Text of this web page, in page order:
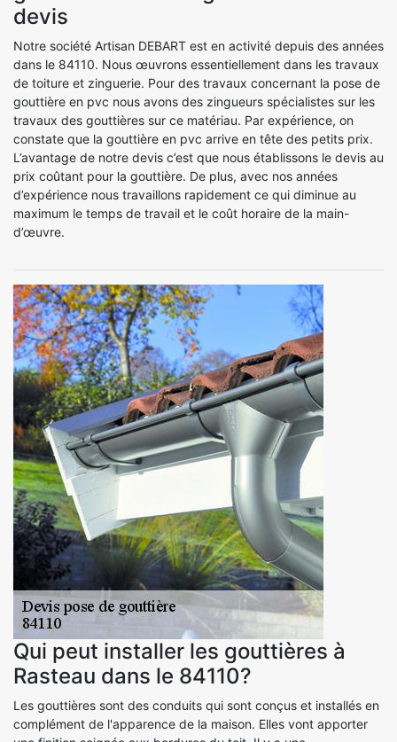
devis
Notre société Artisan DEBART est en activité depuis des années
dans le 84110. Nous œuvrons essentiellement dans les travaux
de toiture et zinguerie. Pour des travaux concernant la pose de
gouttière en pvc nous avons des zingueurs spécialistes sur les
travaux des gouttières sur ce matériau. Par expérience, on
constate que la gouttière en pvc arrive en tête des petits prix.
L’avantage de notre devis c’est que nous établissons le devis au
prix coûtant pour la gouttière. De plus, avec nos années
d’expérience nous travaillons rapidement ce qui diminue au
maximum le temps de travail et le coût horaire de la main-
d’œuvre.
Qui peut installer les gouttières à
Rasteau dans le 84110?
Les gouttières sont des conduits qui sont conçus et installés en
complément de l'apparence de la maison. Elles vont apporter